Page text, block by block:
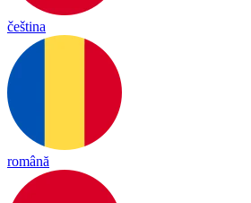
čeština
română